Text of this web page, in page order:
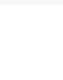
顧客